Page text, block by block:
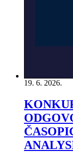
19. 6. 2026.